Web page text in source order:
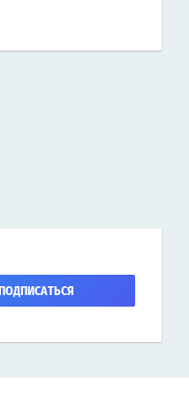
ПОДПИСАТЬСЯ